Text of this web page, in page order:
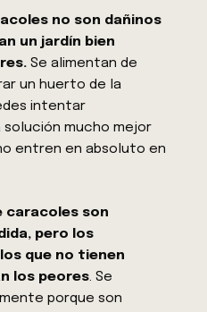
no son dañinos
un jardín bien
Se alimentan de
un huerto de la
intentar
mucho mejor
entren en absoluto en
caracoles son
pero los
que no tienen
los peores. Se
porque son